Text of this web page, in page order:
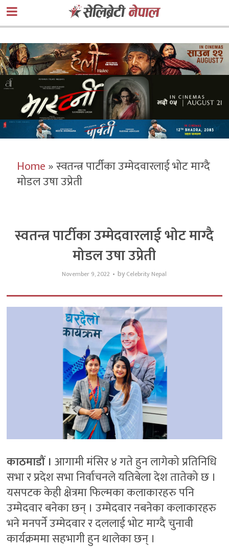
Home»स्वतन्त्र पार्टीका उम्मेदवारलाई भोट माग्दै
मोडल उषा उप्रेती
स्वतन्त्र पार्टीका उम्मेदवारलाई भोट माग्दै
मोडल उषा उप्रेती
November 9, 2022 by Celebrity Nepal
काठमाडौं । आगामी मंसिर ४ गते हुन लागेको प्रतिनिधि
सभा र प्रदेश सभा निर्वाचनले यतिबेला देश तातेको छ ।
यसपटक केही क्षेत्रमा फिल्मका कलाकारहरु पनि
उम्मेदवार बनेका छन् । उम्मेदवार नबनेका कलाकारहरु
भने मनपर्ने उम्मेदवार र दललाई भोट माग्दै चुनावी
कार्यक्रममा सहभागी हुन थालेका छन् ।